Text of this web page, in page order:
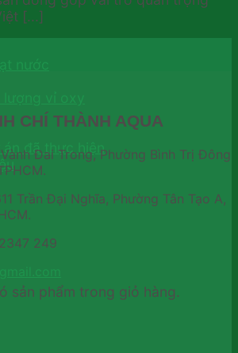
án đã thực hiện
sản phẩm trong giỏ hàng.
[...]
CHÍ THÀNH AQUA
Đai Trong, Phường Bình Trị Đông
Trần Đại Nghĩa, Phường Tân Tạo A,
249